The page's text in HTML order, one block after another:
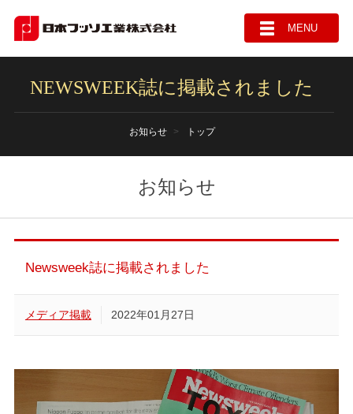
MENU
NEWSWEEK誌に掲載されました
お知らせ トップ
お知らせ
Newsweek誌に掲載されました
メディア掲載 2022年01月27日